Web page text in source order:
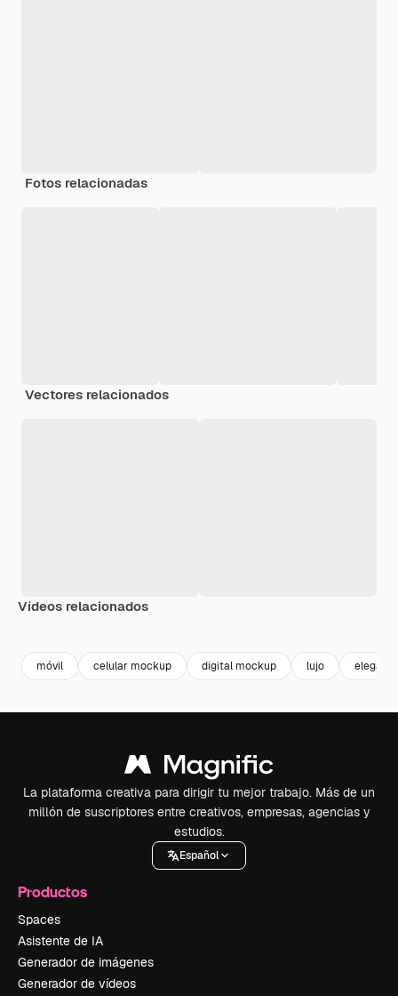
Fotos relacionadas
Vectores relacionados
Vídeos relacionados
móvil celular mockup digital mockup lujo elegante
La plataforma creativa para dirigir tu mejor trabajo. Más de un
millón de suscriptores entre creativos, empresas, agencias y
estudios.
Español
Productos
Spaces
Asistente de IA
Generador de imágenes
Generador de vídeos